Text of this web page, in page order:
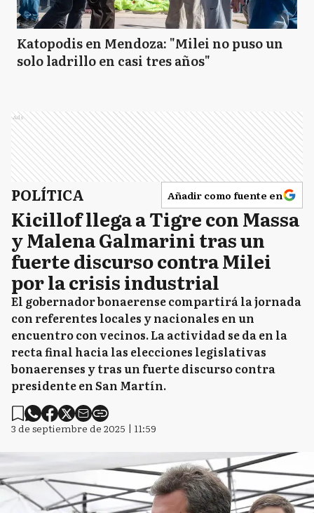
Katopodis en Mendoza: "Milei no puso un
solo ladrillo en casi tres años"
Ads
POLÍTICA Añadir como fuente en
Kicillof llega a Tigre con Massa
y Malena Galmarini tras un
fuerte discurso contra Milei
por la crisis industrial
El gobernador bonaerense compartirá la jornada
con referentes locales y nacionales en un
encuentro con vecinos. La actividad se da en la
recta final hacia las elecciones legislativas
bonaerenses y tras un fuerte discurso contra
presidente en San Martín.
3 de septiembre de 2025 | 11:59